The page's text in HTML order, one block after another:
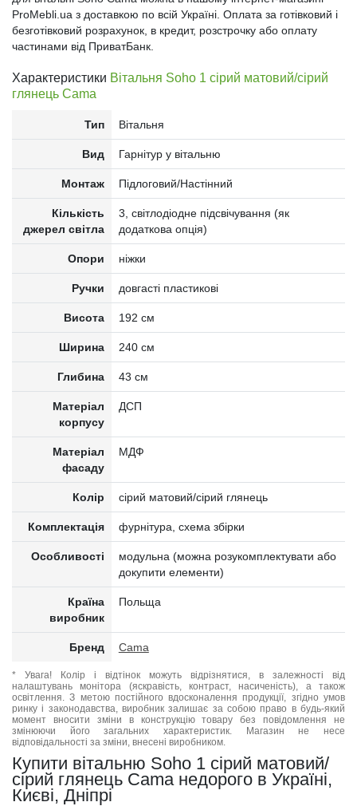
ProMebli.ua з доставкою по всій Україні. Оплата за готівковий і
безготівковий розрахунок, в кредит, розстрочку або оплату
частинами від ПриватБанк.
Характеристики Вітальня Soho 1 сірий матовий/сірий
глянець Cama
Тип Вітальня
Вид Гарнітур у вітальню
Монтаж Підлоговий/Настінний
Кількість
джерел світла
3, світлодіодне підсвічування (як
додаткова опція)
Опори ніжки
Ручки довгасті пластикові
Висота 192 см
Ширина 240 см
Глибина 43 см
Матеріал
корпусу
ДСП
Матеріал
фасаду
МДФ
Колір сірий матовий/сірий глянець
Комплектація фурнітура, схема збірки
Особливості
модульна (можна розукомплектувати або
докупити елементи)
Країна
виробник
Польща
Бренд Cama
* Увага! Колір і відтінок можуть відрізнятися, в залежності від
налаштувань монітора (яскравість, контраст, насиченість), а також
освітлення. З метою постійного вдосконалення продукції, згідно умов
ринку і законодавства, виробник залишає за собою право в будь-який
момент вносити зміни в конструкцію товару без повідомлення не
змінюючи його загальних характеристик. Магазин не несе
відповідальності за зміни, внесені виробником.
Купити вітальню Soho 1 сірий матовий/
сірий глянець Cama недорого в Україні,
Києві, Дніпрі